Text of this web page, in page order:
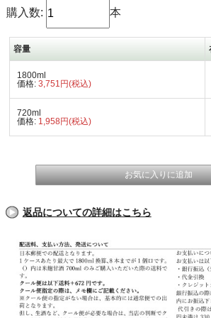
購入数: 本
容量
1800ml
価格:3,751円(税込)
720ml
価格: 1,958円(税込)
返品についての詳細はこちら